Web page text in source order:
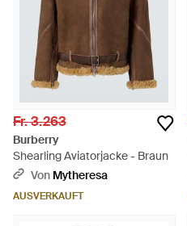
Fr. 3.263
Burberry
Shearling Aviatorjacke - Braun
Von Mytheresa
AUSVERKAUFT